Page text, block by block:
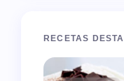
RECETAS